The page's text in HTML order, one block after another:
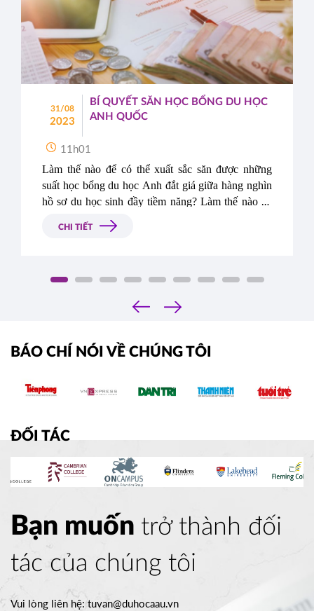
31/08
2023
BÍ QUYẾT SĂN HỌC BỔNG DU HỌC
ANH QUỐC
11h01
Làm thế nào để có thể xuất sắc săn được những
suất học bổng du học Anh đắt giá giữa hàng nghìn
hồ sơ du học sinh đầy tiềm năng? Làm thế nào để
lọt vào mắt xanh của hội đồng xét tuyển học bổng
từ các trường top đầu? Hãy cùng Du Học Á – Âu
CHI TIẾT
‹
›
BÁO CHÍ NÓI VỀ CHÚNG TÔI
ĐỐI TÁC
Bạn muốn trở thành đối
tác của chúng tôi
Vui lòng liên hệ:tuvan@duhocaau.vn